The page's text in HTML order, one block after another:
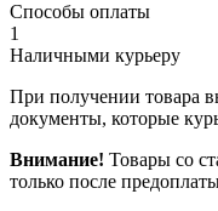
Способы оплаты
1
Наличными курьеру
При получении товара
документы, которые
Внимание! Товары со
только после